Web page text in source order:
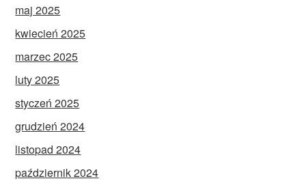
maj 2025
kwiecień 2025
marzec 2025
luty 2025
styczeń 2025
grudzień 2024
listopad 2024
październik 2024